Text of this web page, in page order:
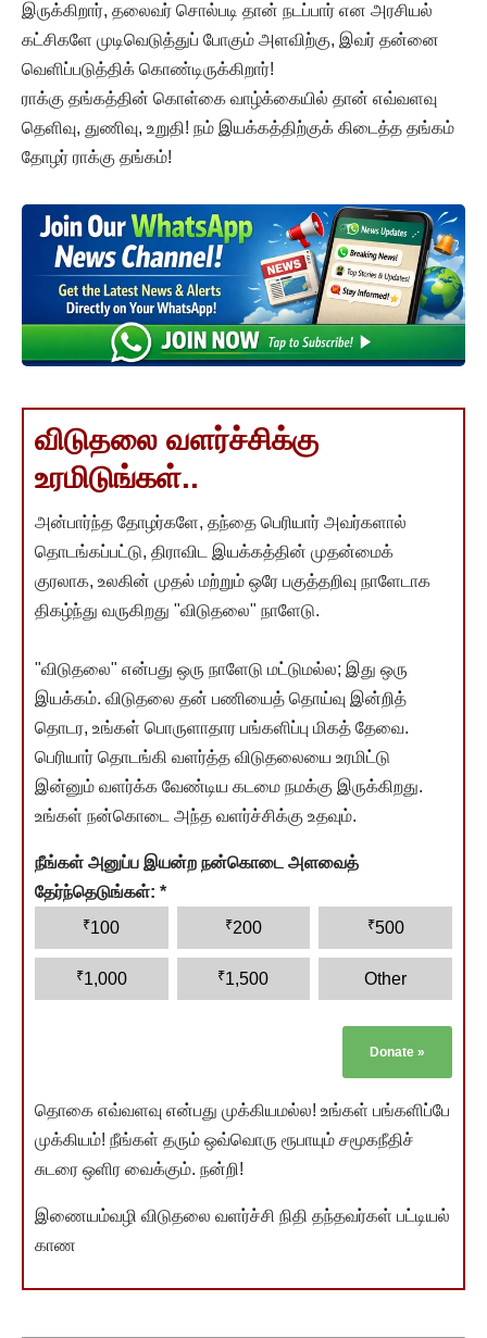
இருக்கிறார், தலைவர் சொல்படி தான் நடப்பார் என அரசியல்
கட்சிகளே முடிவெடுத்துப் போகும் அளவிற்கு, இவர் தன்னை
வெளிப்படுத்திக் கொண்டிருக்கிறார்!
ராக்கு தங்கத்தின் கொள்கை வாழ்க்கையில் தான் எவ்வளவு
தெளிவு, துணிவு, உறுதி! நம் இயக்கத்திற்குக் கிடைத்த தங்கம்
தோழர் ராக்கு தங்கம்!
விடுதலை வளர்ச்சிக்கு
உரமிடுங்கள்..
அன்பார்ந்த தோழர்களே, தந்தை பெரியார் அவர்களால்
தொடங்கப்பட்டு, திராவிட இயக்கத்தின் முதன்மைக்
குரலாக, உலகின் முதல் மற்றும் ஒரே பகுத்தறிவு நாளேடாக
திகழ்ந்து வருகிறது "விடுதலை" நாளேடு.
"விடுதலை" என்பது ஒரு நாளேடு மட்டுமல்ல; இது ஒரு
இயக்கம். விடுதலை தன் பணியைத் தொய்வு இன்றித்
தொடர, உங்கள் பொருளாதார பங்களிப்பு மிகத் தேவை.
பெரியார் தொடங்கி வளர்த்த விடுதலையை உரமிட்டு
இன்னும் வளர்க்க வேண்டிய கடமை நமக்கு இருக்கிறது.
உங்கள் நன்கொடை அந்த வளர்ச்சிக்கு உதவும்.
நீங்கள் அனுப்ப இயன்ற நன்கொடை அளவைத்
தேர்ந்தெடுங்கள்: *
₹100 ₹200 ₹500
₹1,000 ₹1,500 Other
Donate »
தொகை எவ்வளவு என்பது முக்கியமல்ல! உங்கள் பங்களிப்பே
முக்கியம்! நீங்கள் தரும் ஒவ்வொரு ரூபாயும் சமூகநீதிச்
சுடரை ஒளிர வைக்கும். நன்றி!
இணையம்வழி விடுதலை வளர்ச்சி நிதி தந்தவர்கள் பட்டியல்
காண